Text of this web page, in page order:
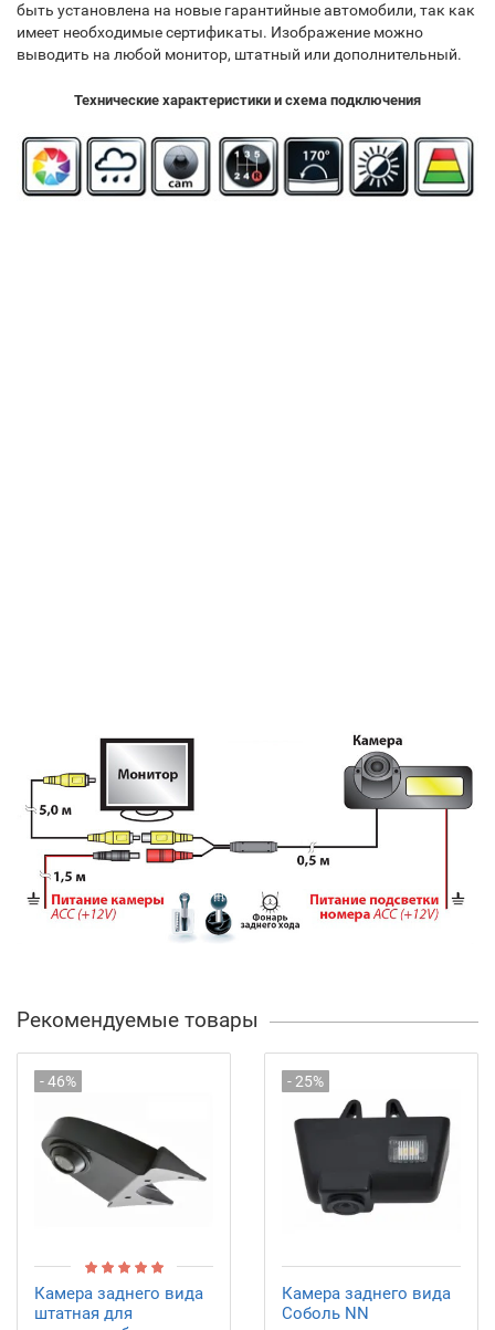
быть установлена на новые гарантийные автомобили, так как
имеет необходимые сертификаты. Изображение можно
выводить на любой монитор, штатный или дополнительный.​
Технические характеристики и схема подключения
Рекомендуемые товары
- 46%
Камера заднего вида
штатная для
- 25%
Камера заднего вида
Соболь NN